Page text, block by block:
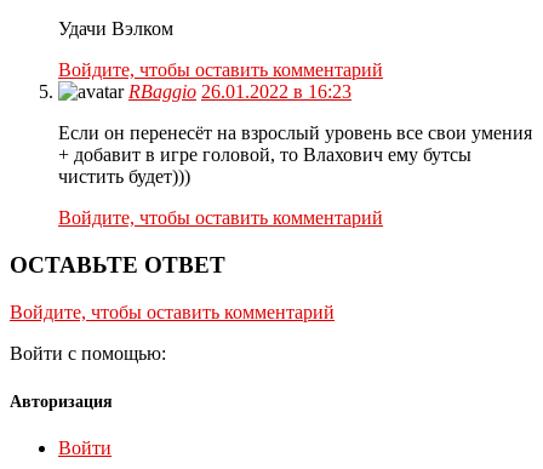
Удачи Вэлком
Войдите, чтобы оставить комментарий
RBaggio 26.01.2022 в 16:23
Если он перенесёт на взрослый уровень все свои умения
+ добавит в игре головой, то Влахович ему бутсы
чистить будет)))
Войдите, чтобы оставить комментарий
ОСТАВЬТЕ ОТВЕТ
Войдите, чтобы оставить комментарий
Войти с помощью:
Авторизация
Войти